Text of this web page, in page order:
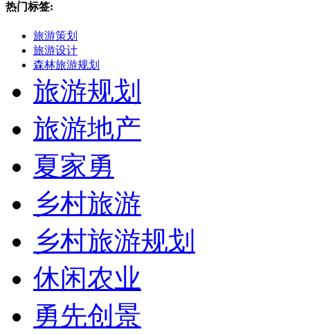
热门标签:
旅游策划
旅游设计
森林旅游规划
旅游规划
旅游地产
夏家勇
乡村旅游
乡村旅游规划
休闲农业
勇先创景